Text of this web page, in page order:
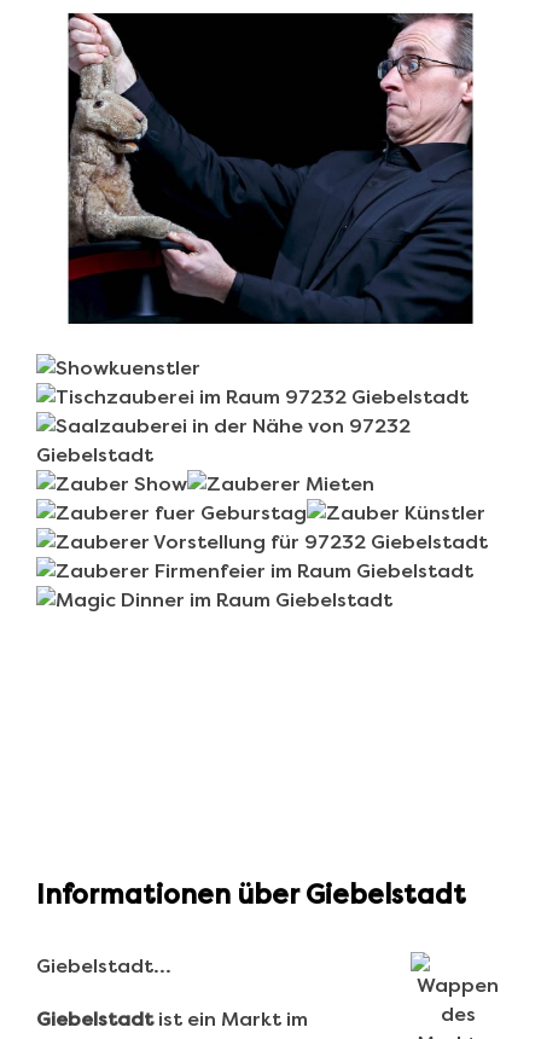
Informationen über Giebelstadt
Giebelstadt…
Giebelstadtist ein Markt im